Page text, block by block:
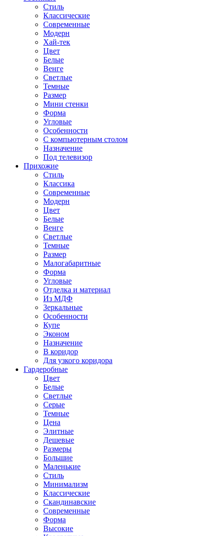
Стиль
Классические
Современные
Модерн
Хай-тек
Цвет
Белые
Венге
Светлые
Темные
Размер
Мини стенки
Форма
Угловые
Особенности
С компьютерным столом
Назначение
Под телевизор
Прихожие
Стиль
Классика
Современные
Модерн
Цвет
Белые
Венге
Светлые
Темные
Размер
Малогабаритные
Форма
Угловые
Отделка и материал
Из МДФ
Зеркальные
Особенности
Купе
Эконом
Назначение
В коридор
Для узкого коридора
Гардеробные
Цвет
Белые
Светлые
Серые
Темные
Цена
Элитные
Дешевые
Размеры
Большие
Маленькие
Стиль
Минимализм
Классические
Скандинавские
Современные
Форма
Высокие